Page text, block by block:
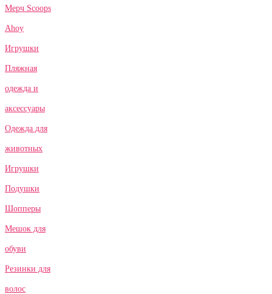
Мерч Scoops
Ahoy
Игрушки
Пляжная
одежда и
аксессуары
Одежда для
животных
Игрушки
Подушки
Шопперы
Мешок для
обуви
Резинки для
волос